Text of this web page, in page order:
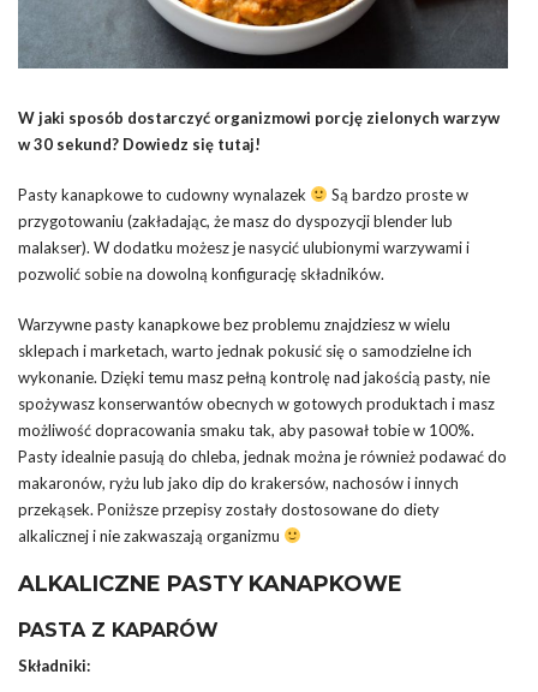
W jaki sposób dostarczyć organizmowi porcję zielonych warzyw
w 30 sekund? Dowiedz się tutaj!
Pasty kanapkowe to cudowny wynalazek
Są bardzo proste w
przygotowaniu (zakładając, że masz do dyspozycji blender lub
malakser). W dodatku możesz je nasycić ulubionymi warzywami i
pozwolić sobie na dowolną konfigurację składników.
Warzywne pasty kanapkowe bez problemu znajdziesz w wielu
sklepach i marketach, warto jednak pokusić się o samodzielne ich
wykonanie. Dzięki temu masz pełną kontrolę nad jakością pasty, nie
spożywasz konserwantów obecnych w gotowych produktach i masz
możliwość dopracowania smaku tak, aby pasował tobie w 100%.
Pasty idealnie pasują do chleba, jednak można je również podawać do
makaronów, ryżu lub jako dip do krakersów, nachosów i innych
przekąsek. Poniższe przepisy zostały dostosowane do diety
alkalicznej i nie zakwaszają organizmu
ALKALICZNE PASTY KANAPKOWE
PASTA Z KAPARÓW
Składniki: